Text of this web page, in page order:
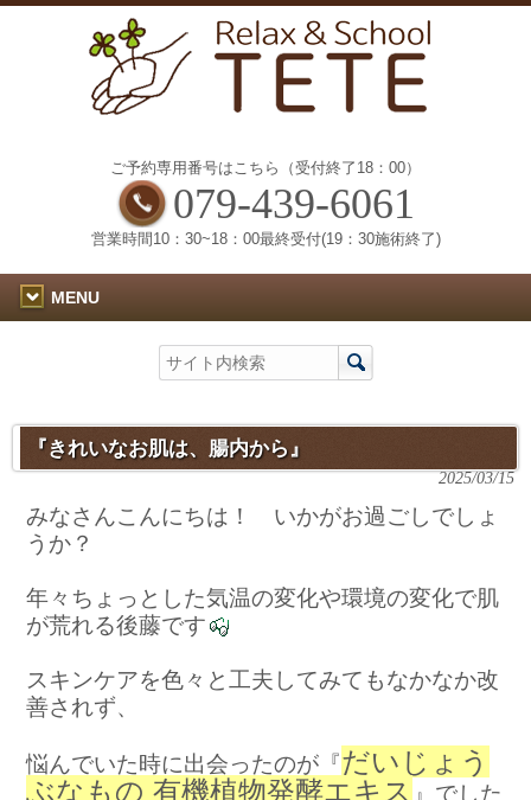
ご予約専用番号はこちら（受付終了18：00）
079-439-6061
営業時間10：30~18：00最終受付(19：30施術終了)
MENU
『きれいなお肌は、腸内から』
2025/03/15
みなさんこんにちは！ いかがお過ごしでしょ
うか？
年々ちょっとした気温の変化や環境の変化で肌
が荒れる後藤です
スキンケアを色々と工夫してみてもなかなか改
善されず、
悩んでいた時に出会ったのが『だいじょう
ぶなもの 有機植物発酵エキス 』でした